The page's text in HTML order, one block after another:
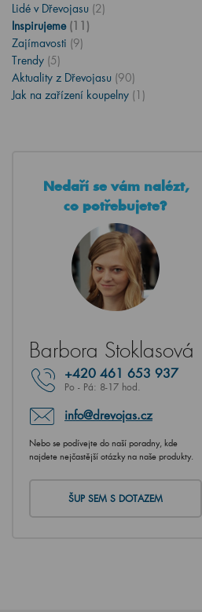
Lidé v Dřevojasu (2)
Inspirujeme (11)
Zajímavosti (9)
Trendy (5)
Aktuality z Dřevojasu (90)
Jak na zařízení koupelny (1)
Nedaří se vám nalézt,
co potřebujete?
Barbora Stoklasová
+420 461 653 937
Po - Pá: 8-17 hod.
info@drevojas.cz
Nebo se podívejte do naší poradny, kde
najdete nejčastější otázky na naše produkty.
ŠUP SEM S DOTAZEM